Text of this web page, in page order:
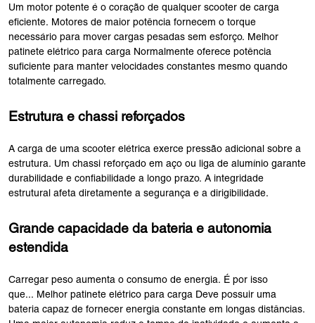
Um motor potente é o coração de qualquer scooter de carga
eficiente. Motores de maior potência fornecem o torque
necessário para mover cargas pesadas sem esforço. Melhor
patinete elétrico para carga Normalmente oferece potência
suficiente para manter velocidades constantes mesmo quando
totalmente carregado.
Estrutura e chassi reforçados
A carga de uma scooter elétrica exerce pressão adicional sobre a
estrutura. Um chassi reforçado em aço ou liga de alumínio garante
durabilidade e confiabilidade a longo prazo. A integridade
estrutural afeta diretamente a segurança e a dirigibilidade.
Grande capacidade da bateria e autonomia
estendida
Carregar peso aumenta o consumo de energia. É por isso
que... Melhor patinete elétrico para carga Deve possuir uma
bateria capaz de fornecer energia constante em longas distâncias.